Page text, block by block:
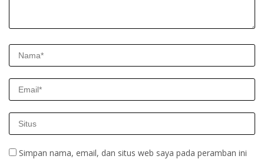
Simpan nama, email, dan situs web saya pada peramban ini